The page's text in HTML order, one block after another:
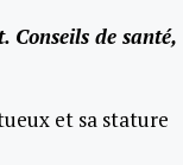
Conseils de santé,
et sa stature